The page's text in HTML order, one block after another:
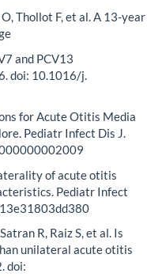
Thollot F, et al. A 13-year
and PCV13
doi: 10.1016/j.
for Acute Otitis Media
Pediatr Infect Dis J.
of acute otitis
Pediatr Infect
R, Raiz S, et al. Is
unilateral acute otitis
doi: